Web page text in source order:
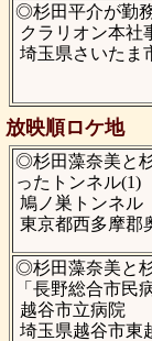
◎杉田平介が勤
クラリオン本社
埼玉県さいたま
放映順ロケ地
◎杉田藻奈美と
ったトンネル(1)
鳩ノ巣トンネル
東京都西多摩郡
◎杉田藻奈美と
「長野総合市民
越谷市立病院
埼玉県越谷市東